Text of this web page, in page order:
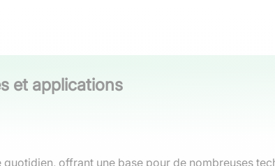
et applications
offrant une base pour de nombreuses